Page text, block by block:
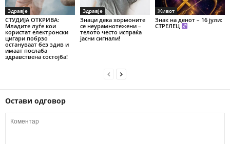
Здравје
СТУДИЈА ОТКРИВА:
Младите луѓе кои
користат електронски
цигари побрзо
остануваат без здив и
имаат послаба
здравствена состојба!
Здравје
Знаци дека хормоните
се неурамнотежени –
телото често испраќа
јасни сигнали!
Живот
Знак на денот – 16 јули:
СТРЕЛЕЦ
Остави одговор